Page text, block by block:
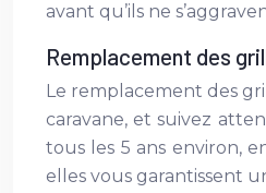
avant qu’ils ne
Remplacement des
Le remplacement des
caravane, et suivez
tous les 5 ans environ,
elles vous garantissent